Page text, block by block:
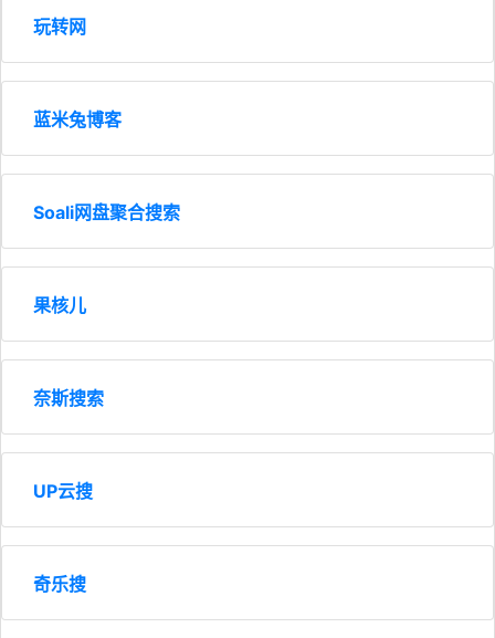
玩转网
蓝米兔博客
Soali网盘聚合搜索
果核儿
奈斯搜索
UP云搜
奇乐搜